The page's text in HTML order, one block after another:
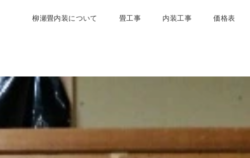
柳瀬畳内装について 畳工事 内装工事 価格表